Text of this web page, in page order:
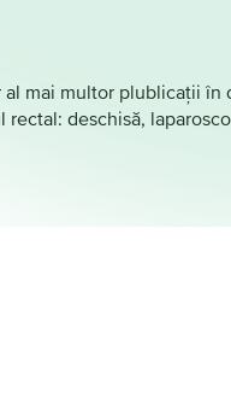
mai multor plublicații în
deschisă,